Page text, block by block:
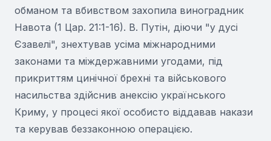
обманом та вбивством захопила виноградник
Навота (1 Цар. 21:1-16). В. Путін, діючи "у дусі
Єзавелі", знехтував усіма міжнародними
законами та міждержавними угодами, під
прикриттям цинічної брехні та військового
насильства здійснив анексію українського
Криму, у процесі якої особисто віддавав накази
та керував беззаконною операцією.